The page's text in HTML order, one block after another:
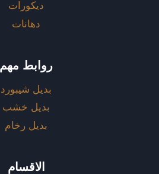
ديكورات
دهانات
روابط مهم
بديل شيبورد
بديل خشب
بديل رخام
الاقسام